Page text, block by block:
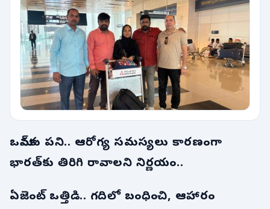
ఒమాన్‌కు పని.. ఆరోగ్య సమస్యలు కారణంగా
భారత్‌కు తిరిగి రావాలని నిర్ణయం..
ఏజెంట్ ఒత్తిడి.. గదిలో బంధించి, ఆహారం